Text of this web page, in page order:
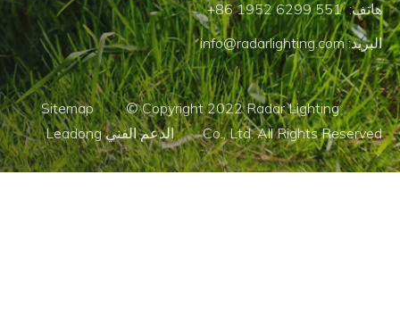
هاتف: 551 6299 1952 86+
البريد:info@radarlighting.com
Sitemap © Copyright 2022 Radar Lighting
Co., Ltd. All Rights Reserved الدعم الفني Leadong